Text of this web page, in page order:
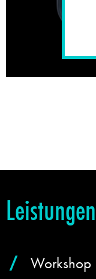
Leistungen
Workshop